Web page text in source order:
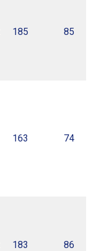
185 85
163 74
183 86